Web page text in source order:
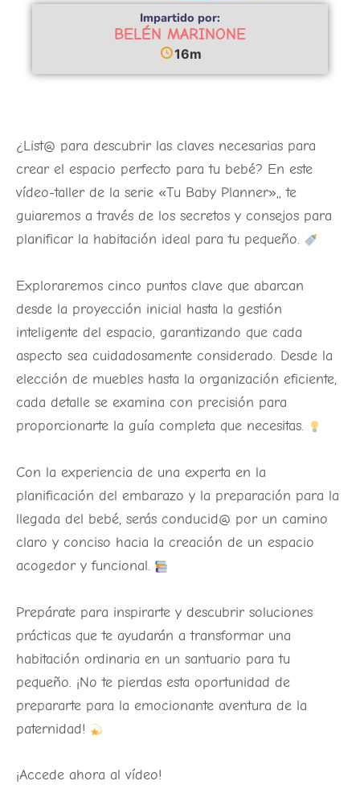
Impartido por:
BELÉN MARINONE
16m
¿List@ para descubrir las claves necesarias para
crear el espacio perfecto para tu bebé? En este
vídeo-taller de la serie «Tu Baby Planner»,, te
guiaremos a través de los secretos y consejos para
planificar la habitación ideal para tu pequeño.
Exploraremos cinco puntos clave que abarcan
desde la proyección inicial hasta la gestión
inteligente del espacio, garantizando que cada
aspecto sea cuidadosamente considerado. Desde la
elección de muebles hasta la organización eficiente,
cada detalle se examina con precisión para
proporcionarte la guía completa que necesitas.
Con la experiencia de una experta en la
planificación del embarazo y la preparación para la
llegada del bebé, serás conducid@ por un camino
claro y conciso hacia la creación de un espacio
acogedor y funcional.
Prepárate para inspirarte y descubrir soluciones
prácticas que te ayudarán a transformar una
habitación ordinaria en un santuario para tu
pequeño. ¡No te pierdas esta oportunidad de
prepararte para la emocionante aventura de la
paternidad!
¡Accede ahora al vídeo!